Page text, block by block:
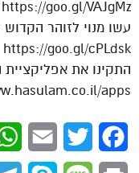
https://goo.gl/VAJgMz
עשו מנוי לזוהר הקדוש
https://goo.gl/cPLdsk
התקינו את אפליקציית
apps
Facebook
Twitter